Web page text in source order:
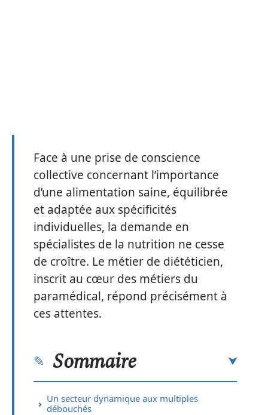
Face à une prise de conscience
collective concernant l’importance
d’une alimentation saine, équilibrée
et adaptée aux spécificités
individuelles, la demande en
spécialistes de la nutrition ne cesse
de croître. Le métier de diététicien,
inscrit au cœur des métiers du
paramédical, répond précisément à
ces attentes.
Sommaire
Un secteur dynamique aux multiples
débouchés